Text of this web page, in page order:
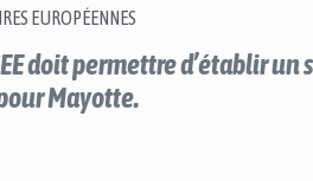
EUROPÉENNES
doit permettre d’établir
Mayotte.